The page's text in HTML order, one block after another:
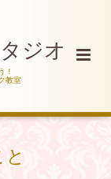
ジオ
！
教室